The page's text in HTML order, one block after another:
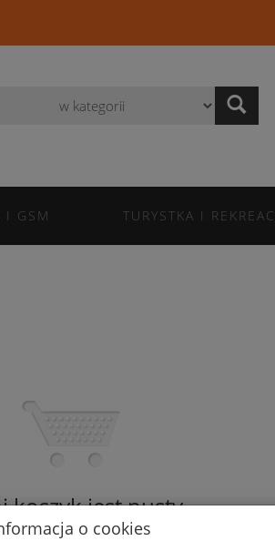
I GSM TURYSTKA I
koszyk jest pusty
o cookies